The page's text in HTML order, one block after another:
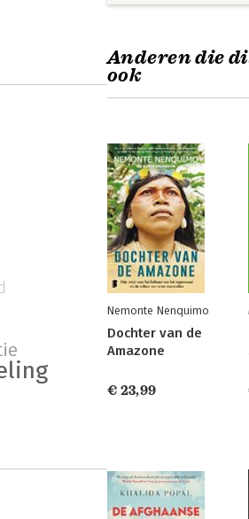
Anderen die
ook
Nemonte Nenquimo
Dochter van de
Amazone
€ 23,99